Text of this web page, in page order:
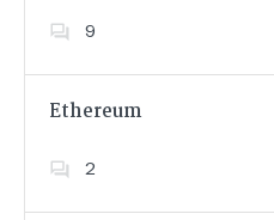
9
Ethereum
2